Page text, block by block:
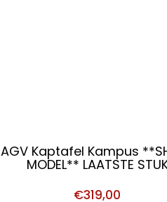
AGV Kaptafel Kampus
MODEL** LAATSTE
€319,00